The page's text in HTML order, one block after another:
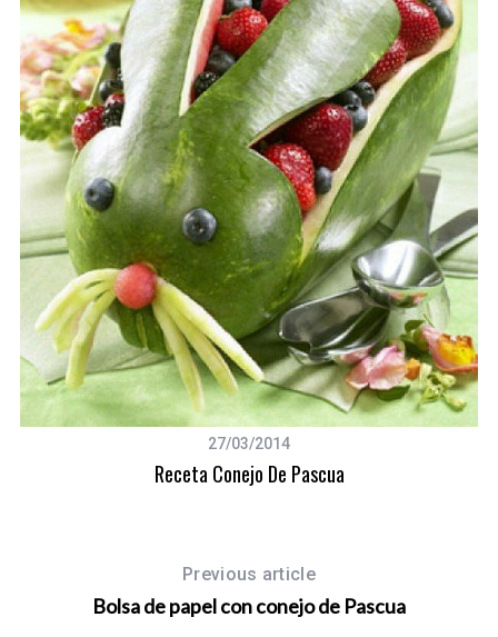
27/03/2014
Receta Conejo De Pascua
Previous article
Bolsa de papel con conejo de Pascua